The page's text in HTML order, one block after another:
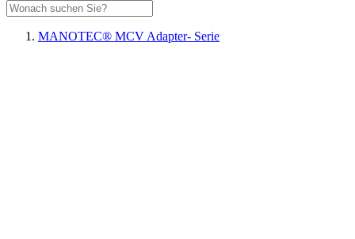
MANOTEC® MCV Adapter- Serie